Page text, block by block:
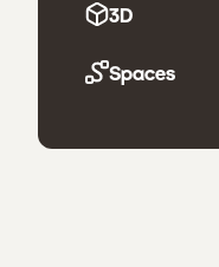
3D
Spaces